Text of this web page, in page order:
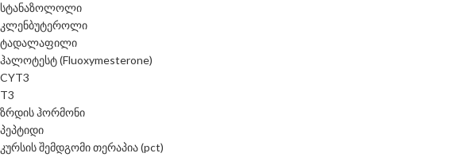
სტანაზოლოლი
კლენბუტეროლი
ტადალაფილი
ჰალოტესტ (Fluoxymesterone)
CYT3
T3
ზრდის ჰორმონი
პეპტიდი
კურსის შემდგომი თერაპია (pct)